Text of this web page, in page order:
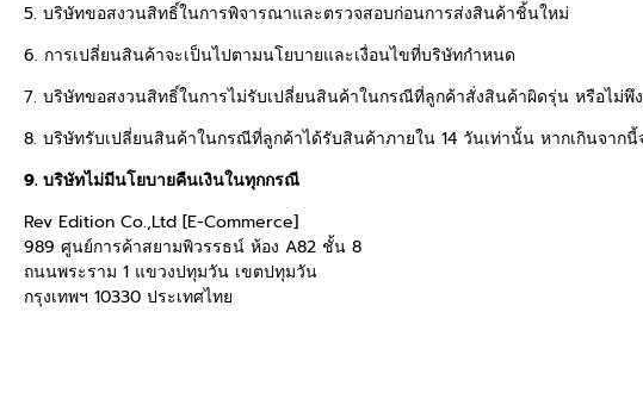
5. บริษัทขอสงวนสิทธิ์ในการพิจารณาและตรวจสอบก่อนการส่งสินค้าชิ้นใหม่
6. การเปลี่ยนสินค้าจะเป็นไปตามนโยบายและเงื่อนไขที่บริษัทกำหนด
7. บริษัทขอสงวนสิทธิ์ในการไม่รับเปลี่ยนสินค้าในกรณีที่ลูกค้าสั่งสินค้าผิดรุ่น หรือไม่พึ
8. บริษัทรับเปลี่ยนสินค้าในกรณีที่ลูกค้าได้รับสินค้าภายใน 14 วันเท่านั้น หากเกินจากนี้
9. บริษัทไม่มีนโยบายคืนเงินในทุกกรณี
Rev Edition Co.,Ltd [E-Commerce]
989 ศูนย์การค้าสยามพิวรรธน์ ห้อง A82 ชั้น 8
ถนนพระราม 1 แขวงปทุมวัน เขตปทุมวัน
กรุงเทพฯ 10330 ประเทศไทย